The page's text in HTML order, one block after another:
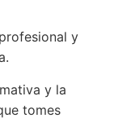
y
y la
tomes